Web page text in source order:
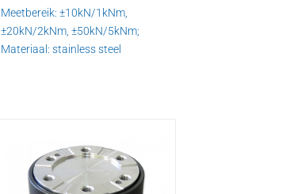
Meetbereik: ±10kN/1kNm,
±20kN/2kNm, ±50kN/5kNm;
Materiaal: stainless steel